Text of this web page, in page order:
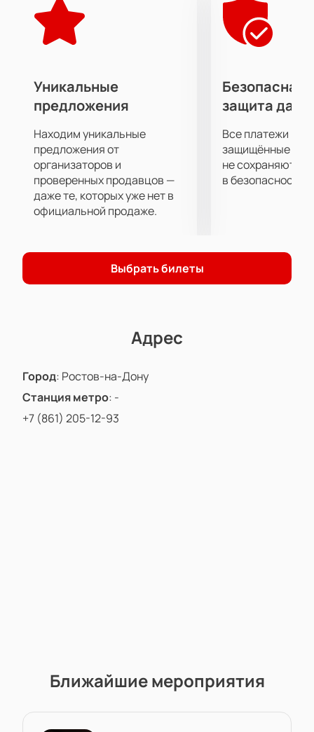
Если вы хотите полностью отвлечься и сбросить с
себя груз повседневных забот постановка «Война и
мир» поможет вам в этом. Вас ждет полное
актерской игры, декораций, костюмов и
музыкального сопровождения.
Приятного просмотра!
Уникальные
предложения
Находим уникальные
предложения от
организаторов и
проверенных продавцов —
даже те, которых уже нет в
официальной продаже.
Безопасная
защита
Все платежи
защищённые
не сохраняются
в безопасности.
Выбрать билеты
Адрес
Город: Ростов-на-Дону
Станция метро: -
+7 (861) 205-12-93
Ближайшие мероприятия